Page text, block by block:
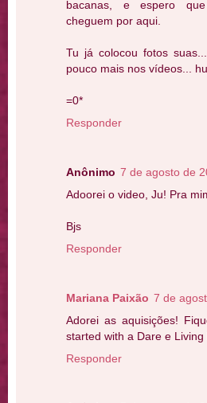
bacanas, e espero
cheguem por aqui.
Tu já colocou fotos
pouco mais nos vídeos...
=0*
Responder
Anônimo 7 de agosto de
Adoorei o video, Ju! Pra
Bjs
Responder
Mariana Paixão 7 de
Adorei as aquisições!
started with a Dare e
Responder